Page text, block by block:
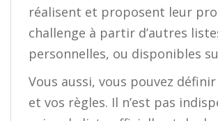
réalisent et proposent leur
challenge à partir d’autres
personnelles, ou disponibles
Vous aussi, vous pouvez
et vos règles. Il n’est pas